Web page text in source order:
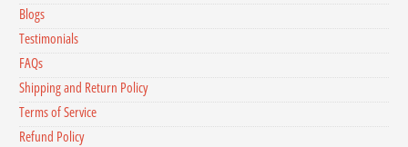
Blogs
Testimonials
FAQs
Shipping and Return Policy
Terms of Service
Refund Policy